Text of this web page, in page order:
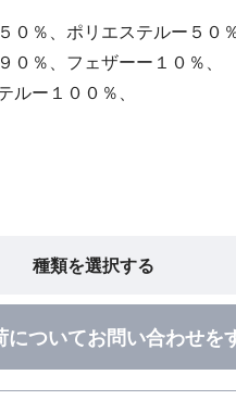
０％、ポリエステルー５０％
０％、フェザーー１０％、
ルー１００％、
種類を選択する
についてお問い合わせを